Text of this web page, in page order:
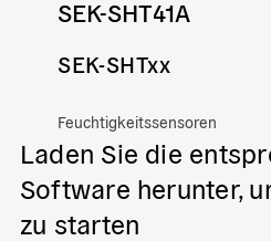
SEK-SHT41A
SEK-SHTxx
Feuchtigkeitssensoren
Laden Sie die
Software herunter,
zu starten